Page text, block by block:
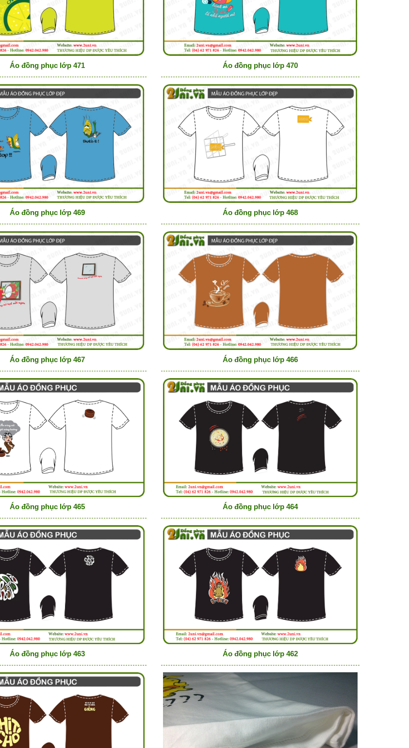
Áo đồng phục lớp 471 Áo đồng phục lớp 470
Áo đồng phục lớp 469 Áo đồng phục lớp 468
Áo đồng phục lớp 467 Áo đồng phục lớp 466
Áo đồng phục lớp 465 Áo đồng phục lớp 464
Áo đồng phục lớp 463 Áo đồng phục lớp 462